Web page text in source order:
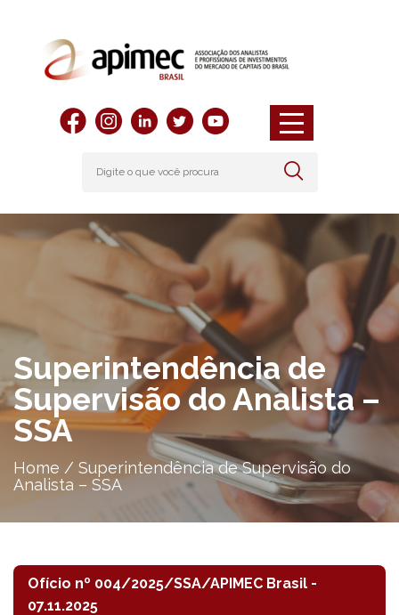
Superintendência de
Supervisão do Analista –
SSA
Home / Superintendência de Supervisão do
Analista – SSA
Ofício nº 004/2025/SSA/APIMEC Brasil -
07.11.2025